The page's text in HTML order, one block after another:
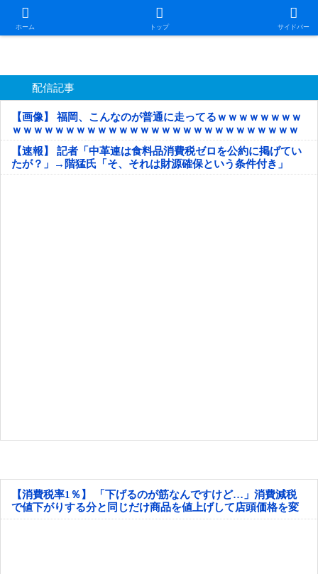
ホーム トップ サイドバー
日本第一！ニュース録
配信記事
【画像】 福岡、こんなのが普通に走ってるｗｗｗｗｗｗｗｗ
ｗｗｗｗｗｗｗｗｗｗｗｗｗｗｗｗｗｗｗｗｗｗｗｗｗｗｗ
ｗｗｗｗｗ
【速報】 記者「中革連は食料品消費税ゼロを公約に掲げてい
たが？」→階猛氏「そ、それは財源確保という条件付き」
【消費税率1％】 「下げるのが筋なんですけど…」消費減税
で値下がりする分と同じだけ商品を値上げして店頭価格を変
えない店も